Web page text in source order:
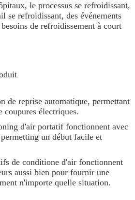
le processus se refroidissant,
se refroidissant, des événements
de refroidissement à court
de reprise automatique, permettant
coupures électriques.
d'air portatif fonctionnent avec
un début facile et
de conditione d'air fonctionnent
aussi bien pour fournir une
n'importe quelle situation.